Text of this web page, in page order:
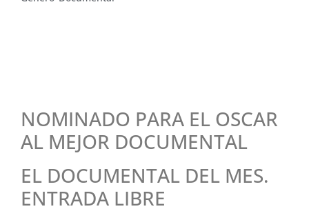
NOMINADO PARA EL OSCAR
AL MEJOR DOCUMENTAL
EL DOCUMENTAL DEL MES.
ENTRADA LIBRE